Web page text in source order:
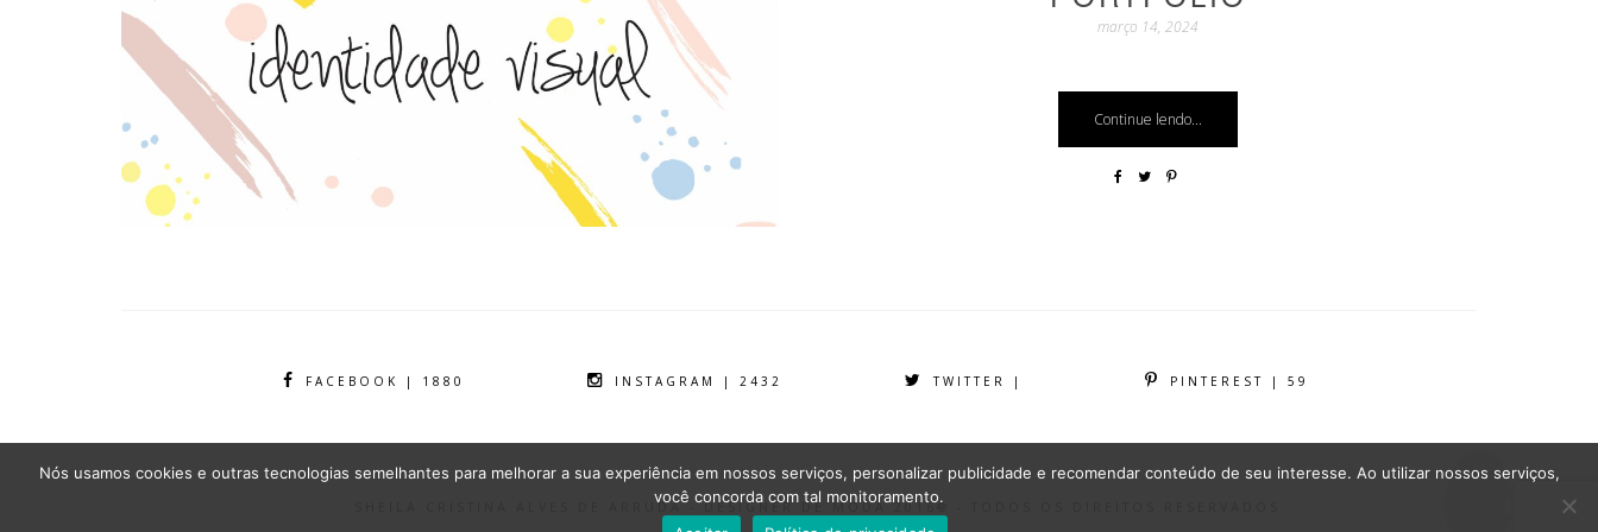
março 14, 2024
Continue lendo...
FACEBOOK | 1880 INSTAGRAM | 2432 TWITTER | PINTEREST | 59
SHEILA CRISTINA ALVES DE ARRUDA - DESIGNER DE MODA 2016® - TODOS OS DIREITOS RESERVADOS
Nós usamos cookies e outras tecnologias semelhantes para melhorar a sua experiência em nossos serviços, personalizar publicidade e recomendar conteúdo de seu interesse. Ao utilizar nossos serviços,
você concorda com tal monitoramento.